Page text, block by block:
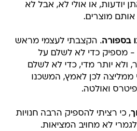
יודעות, או אולי לא, אבל לא
מוצרים.
בספורה. הקצבתי לעצמי מראש
- מספיק כדי לא לשלם על
של 20 דולר, ולא יותר מדי, כדי לא לשלם
לכן לאמץ, המשכנו
ואולטה.
, כי רציתי להספיק הרבה חנויות
לא מחויב המציאות.